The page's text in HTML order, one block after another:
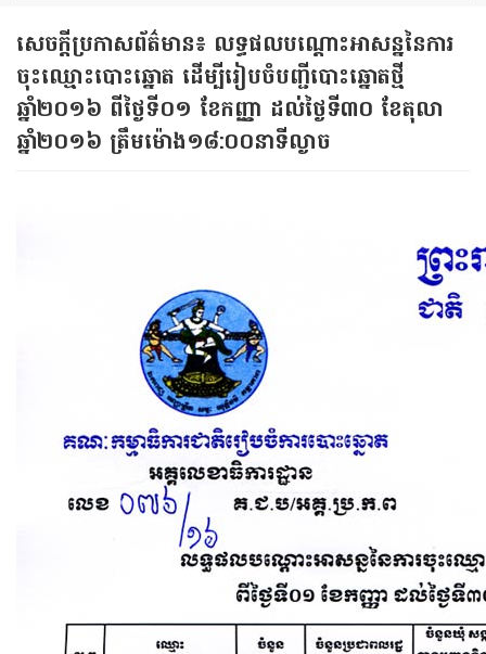
សេចក្ដីប្រកាសព័ត៌មាន៖ លទ្ធផល​បណ្តោះ​អាសន្ន​នៃ​ការ​
ចុះឈ្មោះ​បោះឆ្នោត ដើម្បីរៀបចំ​បញ្ជីបោះឆ្នោតថ្មី
ឆ្នាំ២០១៦ ពីថ្ងៃទី០១ ខែកញ្ញា⁣ ដល់ថ្ងៃទី៣០ ខែតុលា
ឆ្នាំ២០១៦ ត្រឹមម៉ោង១៨:០០នាទីល្ងាច